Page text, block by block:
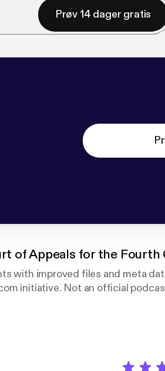
Prøv 14 dager gratis
of Appeals for the Fourth
with improved files and meta
initiative. Not an official